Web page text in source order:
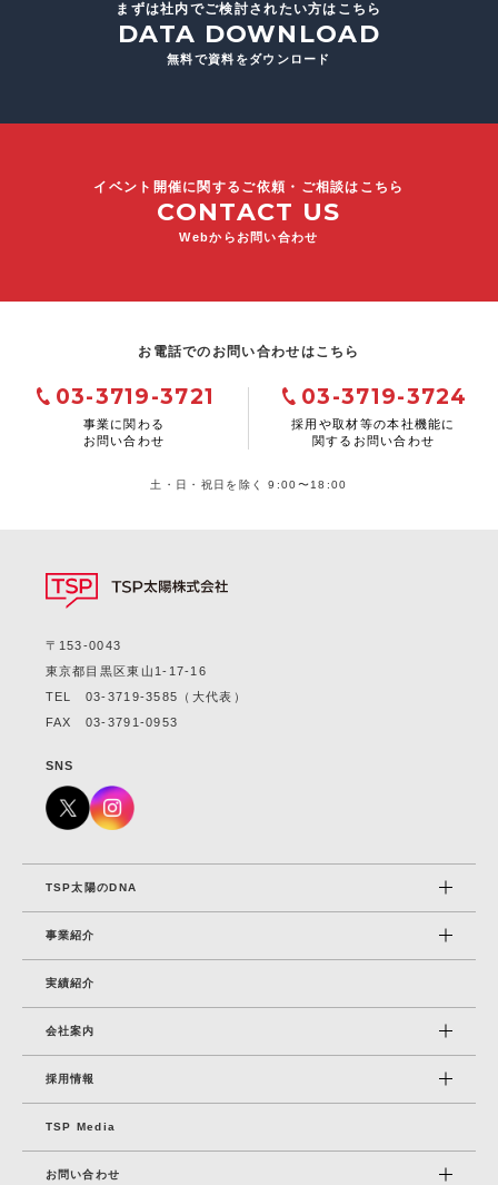
まずは社内でご検討されたい方はこちら
DATA DOWNLOAD
無料で資料をダウンロード
イベント開催に関するご依頼・ご相談はこちら
CONTACT US
Webからお問い合わせ
お電話でのお問い合わせはこちら
03-3719-3721
事業に関わる
お問い合わせ
03-3719-3724
採用や取材等の本社機能に
関するお問い合わせ
土・日・祝日を除く 9:00〜18:00
〒153-0043
東京都目黒区東山1-17-16
TEL 03-3719-3585
（大代表）
FAX 03-3791-0953
SNS
TSP太陽のDNA
事業紹介
実績紹介
会社案内
採⽤情報
TSP Media
お問い合わせ